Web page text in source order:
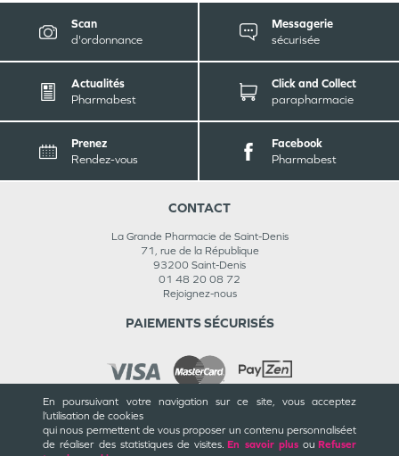
En poursuivant votre navigation sur ce site, vous acceptez
l’utilisation de cookies
qui nous permettent de vous proposer un contenu personnaliséet
de réaliser des statistiques de visites. En savoir plusou Refuser
Scan
d'ordonnance
Messagerie
sécurisée
Actualités
Pharmabest
Click and Collect
parapharmacie
Prenez
Rendez-vous
Facebook
Pharmabest
CONTACT
La Grande Pharmacie de Saint-Denis
71, rue de la République
93200 Saint-Denis
01 48 20 08 72
Rejoignez-nous
CGU / CGV
PAIEMENTS SÉCURISÉS